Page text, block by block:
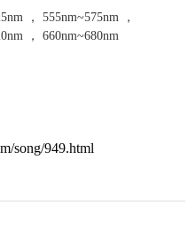
， 555nm~575nm ，
， 660nm~680nm
song/949.html